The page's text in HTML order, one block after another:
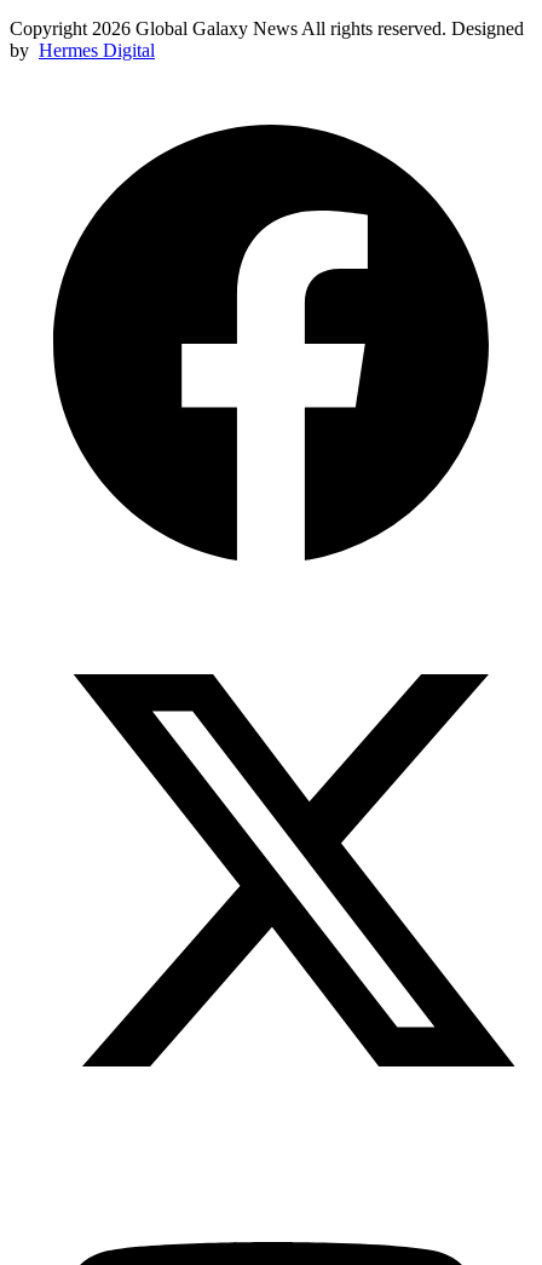
Copyright 2026 Global Galaxy News All rights reserved. Designed
by Hermes Digital